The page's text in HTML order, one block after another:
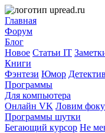
Главная
Форум
Блог
Новое Статьи IT
Книги
Фэнтези Юмор
Программы
Для компьютера
Онлайн VK Ловим
Программы шутки
Бегающий курсор Не